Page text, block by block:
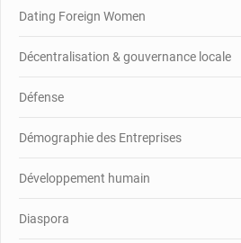
Dating Foreign Women
Décentralisation & gouvernance locale
Défense
Démographie des Entreprises
Développement humain
Diaspora